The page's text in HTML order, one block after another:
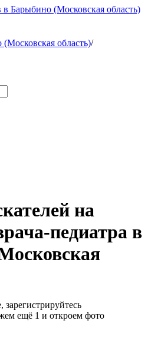
Барыбино (Московская область)
область)/
на
педиатра в
ещё 1 и откроем фото